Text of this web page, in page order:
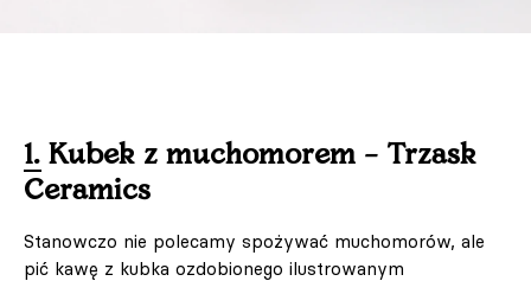
1. Kubek z muchomorem – Trzask
Ceramics
Stanowczo nie polecamy spożywać muchomorów, ale
pić kawę z kubka ozdobionego ilustrowanym